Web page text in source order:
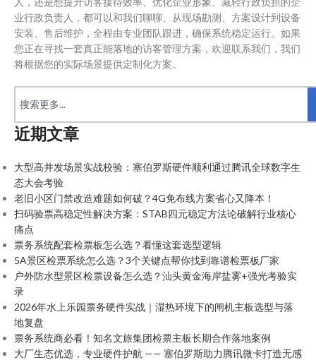
业行政负责人，都可以和我们聊聊。从现场勘测、方案设计到设备
安装、售后维护，全程由专业团队跟进，确保系统稳定运行。如果
您正在寻找一套真正能落地的访客管理方案，欢迎联系我们，我们
将根据您的实际场景提供定制化方案。
近期文章
大型高并发场景实战校验：塞伯罗斯硬件顺利通过腾讯全球数字生
态大会考验
老旧小区门禁改造难题如何破？4G免布线方案省心又降本！
扫码验票高稳定性解决方案：STAB四元稳定方法论破解行业核心
痛点
票务系统配套检票板怎么选？看懂这套选型逻辑
5A景区检票系统怎么选？3个关键点帮你找到靠谱检票板厂家
户外防水型景区检票设备怎么选？汕头黄金海岸盐雾+强光考验实
录
2026年水上乐园票务硬件实战｜湿热环境下的闸机主板选型与落
地复盘
票务系统商必看！知名文旅集团检票主板长期合作落地案例
大厂生态优选，专业硬件护航 —— 塞伯罗斯助力腾讯微卡打造无感